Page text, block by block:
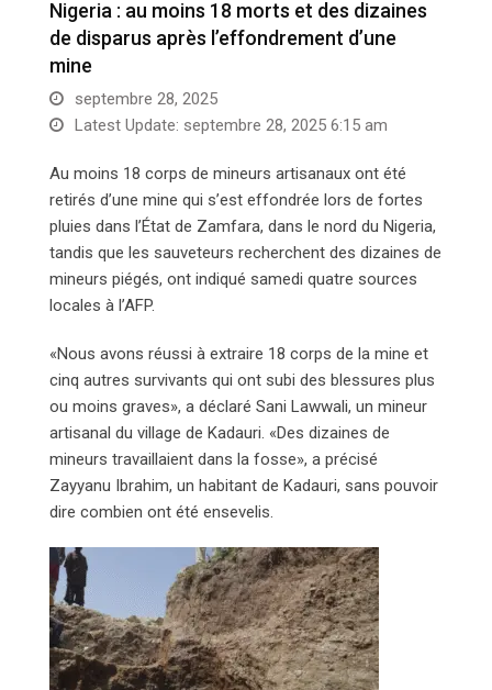
Nigeria : au moins 18 morts et des dizaines
de disparus après l’effondrement d’une
mine
septembre 28, 2025
Latest Update: septembre 28, 2025 6:15 am
Au moins 18 corps de mineurs artisanaux ont été
retirés d’une mine qui s’est effondrée lors de fortes
pluies dans l’État de Zamfara, dans le nord du Nigeria,
tandis que les sauveteurs recherchent des dizaines de
mineurs piégés, ont indiqué samedi quatre sources
locales à l’AFP.
«Nous avons réussi à extraire 18 corps de la mine et
cinq autres survivants qui ont subi des blessures plus
ou moins graves», a déclaré Sani Lawwali, un mineur
artisanal du village de Kadauri. «Des dizaines de
mineurs travaillaient dans la fosse», a précisé
Zayyanu Ibrahim, un habitant de Kadauri, sans pouvoir
dire combien ont été ensevelis.